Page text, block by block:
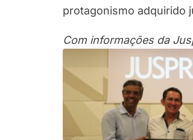
protagonismo adquirido
Com informações da